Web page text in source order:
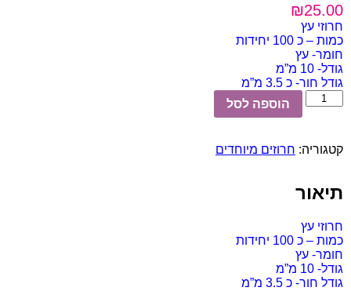
₪25.00
חרוזי עץ
כמות – כ 100 יחידות
חומר- עץ
גודל- 10 מ”מ
גודל חור- כ 3.5 מ”מ
כמות
של
100
הוספה לסל
קטגוריה: חרוזים מיוחדים
תיאור
חרוזי עץ
כמות – כ 100 יחידות
חומר- עץ
גודל- 10 מ”מ
גודל חור- כ 3.5 מ”מ